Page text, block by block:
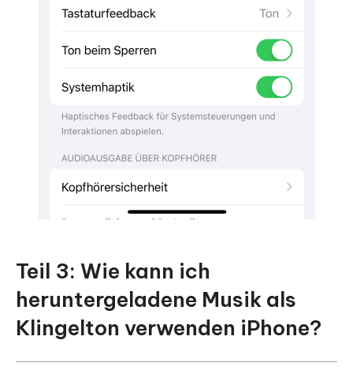
Teil 3: Wie kann ich
heruntergeladene Musik als
Klingelton verwenden iPhone?